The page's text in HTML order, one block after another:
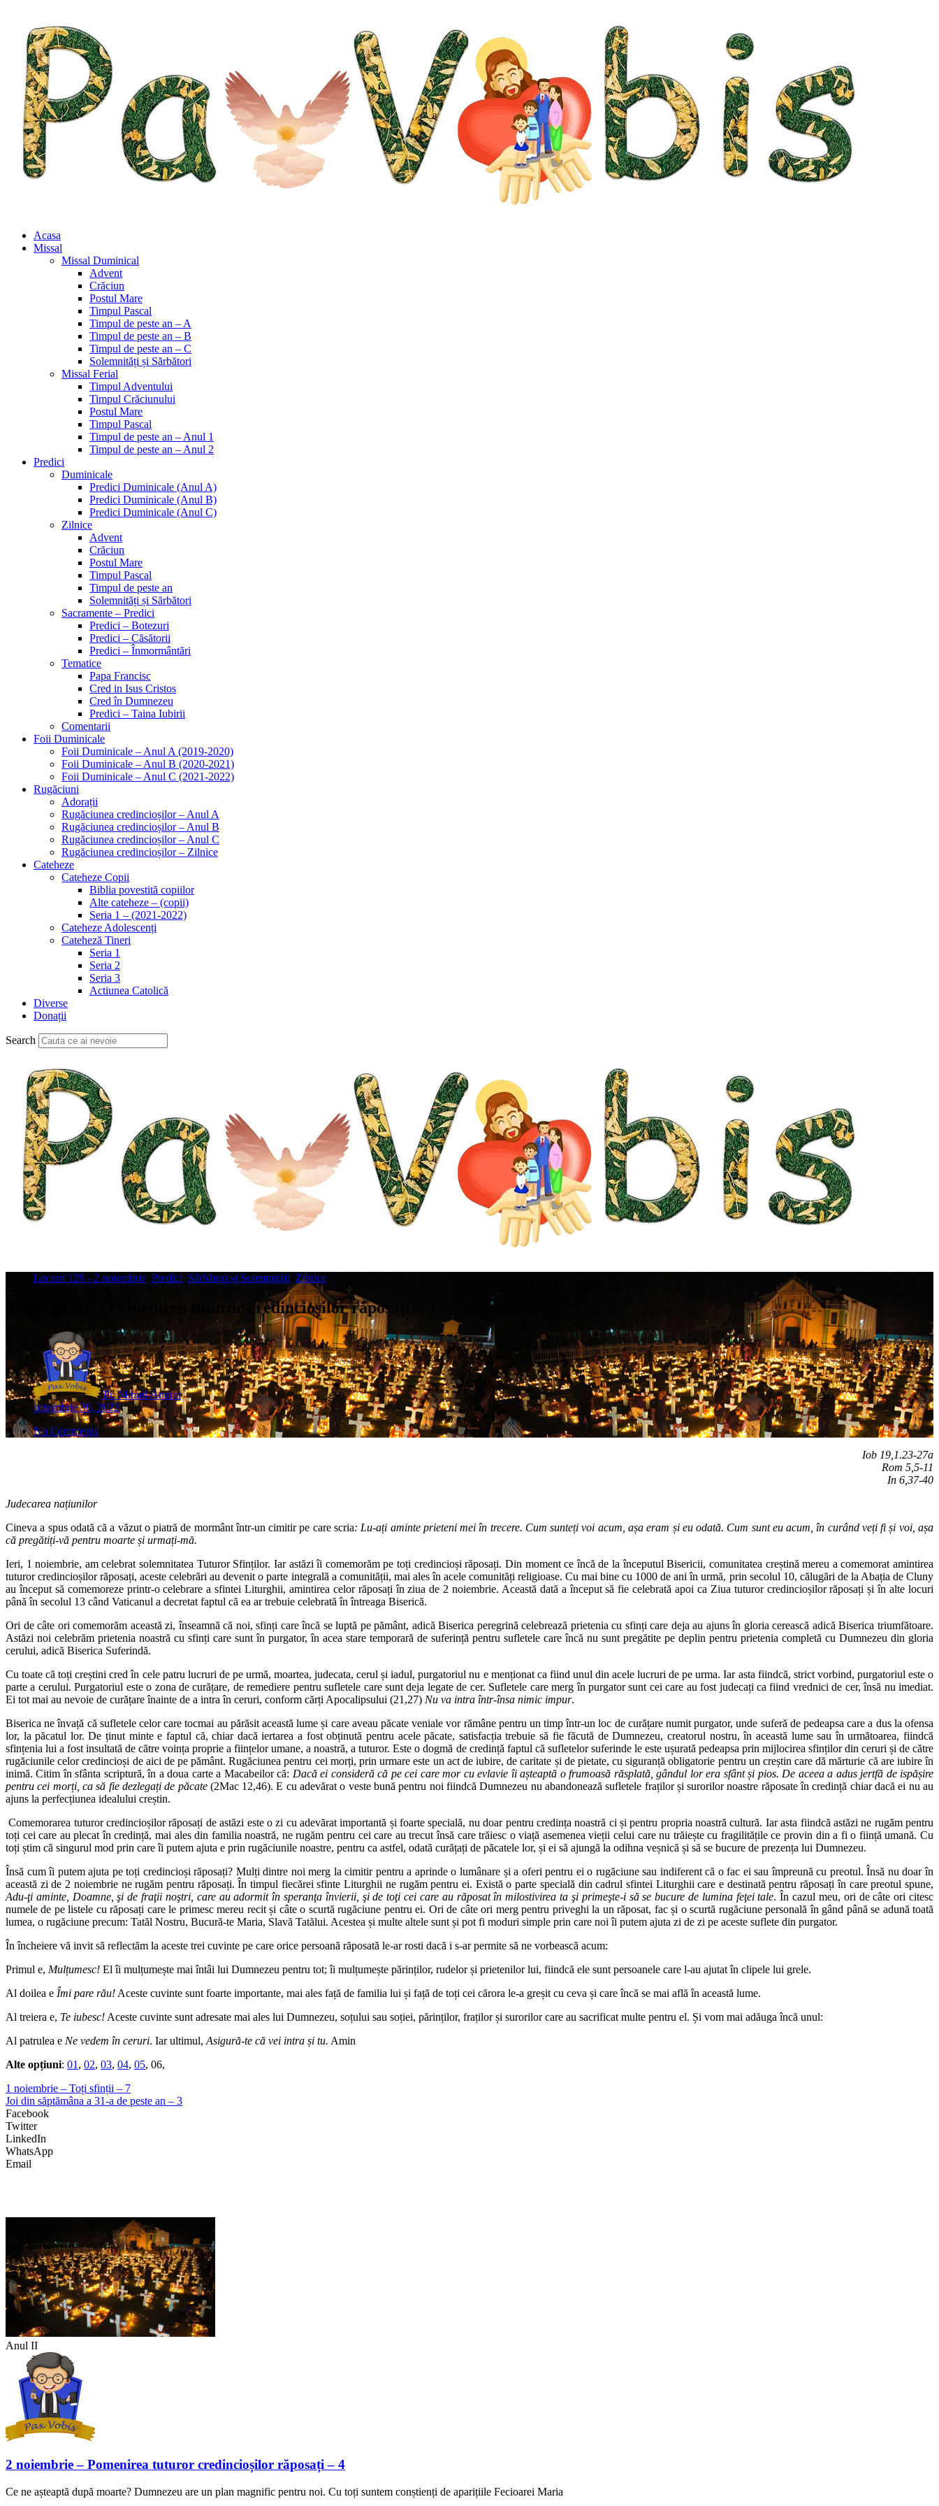
Acasa
Missal
Missal Duminical
Advent
Crăciun
Postul Mare
Timpul Pascal
Timpul de peste an – A
Timpul de peste an – B
Timpul de peste an – C
Solemnități și Sărbători
Missal Ferial
Timpul Adventului
Timpul Crăciunului
Postul Mare
Timpul Pascal
Timpul de peste an – Anul 1
Timpul de peste an – Anul 2
Predici
Duminicale
Predici Duminicale (Anul A)
Predici Duminicale (Anul B)
Predici Duminicale (Anul C)
Zilnice
Advent
Crăciun
Postul Mare
Timpul Pascal
Timpul de peste an
Solemnități și Sărbători
Sacramente – Predici
Predici – Botezuri
Predici – Căsătorii
Predici – Înmormântări
Tematice
Papa Francisc
Cred in Isus Cristos
Cred în Dumnezeu
Predici – Taina Iubirii
Comentarii
Foii Duminicale
Foii Duminicale – Anul A (2019-2020)
Foii Duminicale – Anul B (2020-2021)
Foii Duminicale – Anul C (2021-2022)
Rugăciuni
Adorații
Rugăciunea credincioșilor – Anul A
Rugăciunea credincioșilor – Anul B
Rugăciunea credincioșilor – Anul C
Rugăciunea credincioșilor – Zilnice
Cateheze
Cateheze Copii
Biblia povestită copiilor
Alte cateheze – (copii)
Seria 1 – (2021-2022)
Cateheze Adolescenți
Cateheză Tineri
Seria 1
Seria 2
Seria 3
Actiunea Catolică
Diverse
Donații
Search
Lecturi 129 - 2 noiembrie Predici Sărbători și Solemnități Zilnice
2 noiembrie – Pomenirea tuturor credincioșilor răposați – 5
Pr. Mihail-Andrei
octombrie 30, 2022
No Comments
Iob 19,1.23-27a
Rom 5,5-11
In 6,37-40
Judecarea națiunilor
Cineva a spus odată că a văzut o piatră de mormânt într-un cimitir pe care scria: Lu-ați aminte prieteni mei în trecere. Cum sunteți voi acum, așa eram și eu odată. Cum sunt eu acum, în curând veți fi și voi, așa
că pregătiți-vă pentru moarte și urmați-mă.
Ieri, 1 noiembrie, am celebrat solemnitatea Tuturor Sfinților. Iar astăzi îi comemorăm pe toți credincioși răposați. Din moment ce încă de la începutul Bisericii, comunitatea creștină mereu a comemorat amintirea
tuturor credincioșilor răposați, aceste celebrări au devenit o parte integrală a comunității, mai ales în acele comunități religioase. Cu mai bine cu 1000 de ani în urmă, prin secolul 10, călugări de la Abația de Cluny
au început să comemoreze printr-o celebrare a sfintei Liturghii, amintirea celor răposați în ziua de 2 noiembrie. Această dată a început să fie celebrată apoi ca Ziua tuturor credincioșilor răposați și în alte locuri
până în secolul 13 când Vaticanul a decretat faptul că ea ar trebuie celebrată în întreaga Biserică.
Ori de câte ori comemorăm această zi, înseamnă că noi, sfinți care încă se luptă pe pământ, adică Biserica peregrină celebrează prietenia cu sfinți care deja au ajuns în gloria cerească adică Biserica triumfătoare.
Astăzi noi celebrăm prietenia noastră cu sfinți care sunt în purgator, în acea stare temporară de suferință pentru sufletele care încă nu sunt pregătite pe deplin pentru prietenia completă cu Dumnezeu din gloria
cerului, adică Biserica Suferindă.
Cu toate că toți creștini cred în cele patru lucruri de pe urmă, moartea, judecata, cerul și iadul, purgatoriul nu e menționat ca fiind unul din acele lucruri de pe urma. Iar asta fiindcă, strict vorbind, purgatoriul este o
parte a cerului. Purgatoriul este o zona de curățare, de remediere pentru sufletele care sunt deja legate de cer. Sufletele care merg în purgator sunt cei care au fost judecați ca fiind vrednici de cer, însă nu imediat.
Ei tot mai au nevoie de curățare înainte de a intra în ceruri, conform cărți Apocalipsului (21,27) Nu va intra într-însa nimic impur.
Biserica ne învață că sufletele celor care tocmai au părăsit această lume și care aveau păcate veniale vor rămâne pentru un timp într-un loc de curățare numit purgator, unde suferă de pedeapsa care a dus la ofensa
lor, la păcatul lor. De ținut minte e faptul că, chiar dacă iertarea a fost obținută pentru acele păcate, satisfacția trebuie să fie făcută de Dumnezeu, creatorul nostru, în această lume sau în următoarea, fiindcă
sfințenia lui a fost insultată de către voința proprie a ființelor umane, a noastră, a tuturor. Este o dogmă de credință faptul că sufletelor suferinde le este ușurată pedeapsa prin mijlocirea sfinților din ceruri și de către
rugăciunile celor credincioși de aici de pe pământ. Rugăciunea pentru cei morți, prin urmare este un act de iubire, de caritate și de pietate, cu siguranță obligatorie pentru un creștin care dă mărturie că are iubire în
inimă. Citim în sfânta scriptură, în a doua carte a Macabeilor că: Dacă ei consideră că pe cei care mor cu evlavie îi așteaptă o frumoasă răsplată, gândul lor era sfânt și pios. De aceea a adus jertfă de ispășire
pentru cei morți, ca să fie dezlegați de păcate(2Mac 12,46). E cu adevărat o veste bună pentru noi fiindcă Dumnezeu nu abandonează sufletele fraților și surorilor noastre răposate în credință chiar dacă ei nu au
ajuns la perfecțiunea idealului creștin.
Comemorarea tuturor credincioșilor răposați de astăzi este o zi cu adevărat importantă și foarte specială, nu doar pentru credința noastră ci și pentru propria noastră cultură. Iar asta fiindcă astăzi ne rugăm pentru
toți cei care au plecat în credință, mai ales din familia noastră, ne rugăm pentru cei care au trecut însă care trăiesc o viață asemenea vieții celui care nu trăiește cu fragilitățile ce provin din a fi o ființă umană. Cu
toți știm că singurul mod prin care îi putem ajuta e prin rugăciunile noastre, pentru ca astfel, odată curățați de păcatele lor, și ei să ajungă la odihna veșnică și să se bucure de prezența lui Dumnezeu.
Însă cum îi putem ajuta pe toți credincioși răposați? Mulți dintre noi merg la cimitir pentru a aprinde o lumânare și a oferi pentru ei o rugăciune sau indiferent că o fac ei sau împreună cu preotul. Însă nu doar în
această zi de 2 noiembrie ne rugăm pentru răposați. În timpul fiecărei sfinte Liturghii ne rugăm pentru ei. Există o parte specială din cadrul sfintei Liturghii care e destinată pentru răposați în care preotul spune,
Adu-ţi aminte, Doamne, şi de fraţii noştri, care au adormit în speranţa învierii, şi de toţi cei care au răposat în milostivirea ta şi primeşte-i să se bucure de lumina feţei tale. În cazul meu, ori de câte ori citesc
numele de pe listele cu răposați care le primesc mereu recit și câte o scurtă rugăciune pentru ei. Ori de câte ori merg pentru priveghi la un răposat, fac și o scurtă rugăciune personală în gând până se adună toată
lumea, o rugăciune precum: Tatăl Nostru, Bucură-te Maria, Slavă Tatălui. Acestea și multe altele sunt și pot fi moduri simple prin care noi îi putem ajuta zi de zi pe aceste suflete din purgator.
În încheiere vă invit să reflectăm la aceste trei cuvinte pe care orice persoană răposată le-ar rosti dacă i s-ar permite să ne vorbească acum:
Primul e, Mulțumesc! El îi mulțumește mai întâi lui Dumnezeu pentru tot; îi mulțumește părinților, rudelor și prietenilor lui, fiindcă ele sunt persoanele care l-au ajutat în clipele lui grele.
Al doilea e Îmi pare rău! Aceste cuvinte sunt foarte importante, mai ales față de familia lui și față de toți cei cărora le-a greșit cu ceva și care încă se mai află în această lume.
Al treiera e, Te iubesc! Aceste cuvinte sunt adresate mai ales lui Dumnezeu, soțului sau soției, părinților, fraților și surorilor care au sacrificat multe pentru el. Și vom mai adăuga încă unul:
Al patrulea e Ne vedem în ceruri. Iar ultimul, Asigură-te că vei intra și tu. Amin
Alte opțiuni: 01 , 02, 03, 04, 05, 06,
1 noiembrie – Toți sfinții – 7
Joi din săptămâna a 31-a de peste an – 3
Facebook
Twitter
LinkedIn
WhatsApp
Email
Anul II
2 noiembrie – Pomenirea tuturor credincioșilor răposați – 4
Ce ne așteaptă după moarte? Dumnezeu are un plan magnific pentru noi. Cu toți suntem conștienți de aparițiile Fecioarei Maria